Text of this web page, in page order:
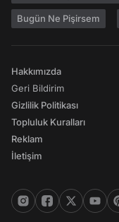
Bugün Ne Pişirsem
Hakkımızda
Geri Bildirim
Gizlilik Politikası
Topluluk Kuralları
Reklam
İletişim